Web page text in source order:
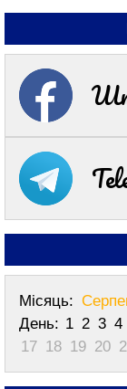
Місяць:
День: 1 2 3 4
17 18 19 20